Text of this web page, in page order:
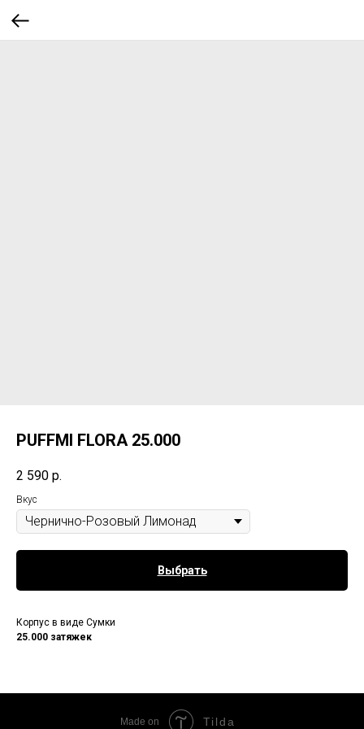
PUFFMI FLORA 25.000
2 590 р.
Вкус
Выбрать
Корпус в виде Сумки
25.000 затяжек
Made on Tilda